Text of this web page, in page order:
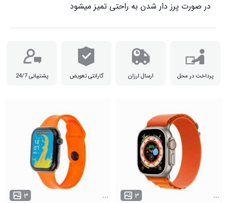
در صورت پرز دار شدن به راحتی تمیز میشود
پرداخت در محل ارسال ارزان گارانتی تعویض پشتیبانی 24/7
۳ ... ۳ ...